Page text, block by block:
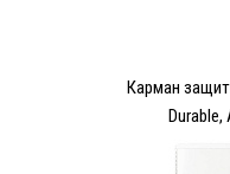
Карман
Durable,